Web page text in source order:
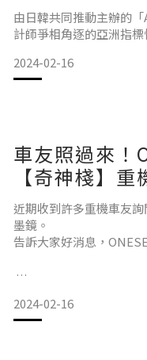
墨鏡只能換上白色護目鏡
有了變色鏡片真的
時可能遇到的各種困擾
線變化很大的情況，有
睜不開，許多駕駛喜歡在
的墨鏡，在不需要墨鏡環
由日韓共同推動主辦的
計師爭相角逐的亞洲指標
成立的初衷在挖掘優秀的
學及文化。
近日2024年度的亞洲設
過2,000件的報名作品中
約一成的作品在激烈競爭
EYEWEAR的詠竹系列得
2024-02-16
車友照過來！
【奇神棧】
近期收到許多重機車友
墨鏡。
告訴大家好消息，
2024-02-16